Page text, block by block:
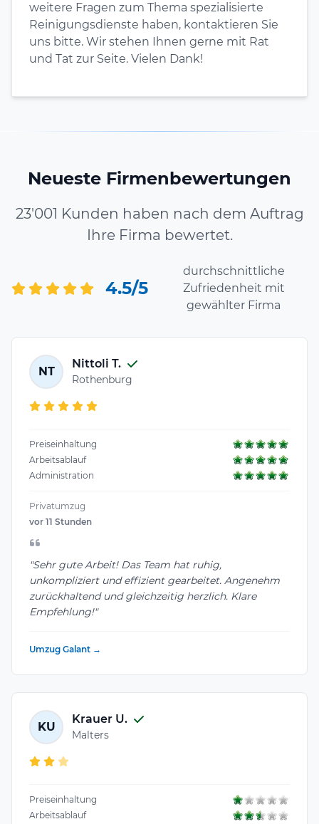
weitere Fragen zum Thema spezialisierte
Reinigungsdienste haben, kontaktieren Sie
uns bitte. Wir stehen Ihnen gerne mit Rat
und Tat zur Seite. Vielen Dank!
Neueste Firmenbewertungen
23'001 Kunden haben nach dem Auftrag
Ihre Firma bewertet.
4.5/5
durchschnittliche
Zufriedenheit mit
gewählter Firma
NT
Nittoli T.
Rothenburg
Preiseinhaltung
Arbeitsablauf
Administration
Privatumzug
vor 11 Stunden
"Sehr gute Arbeit! Das Team hat ruhig,
unkompliziert und effizient gearbeitet. Angenehm
zurückhaltend und gleichzeitig herzlich. Klare
Empfehlung!"
Umzug Galant →
KU
Krauer U.
Malters
Preiseinhaltung
Arbeitsablauf